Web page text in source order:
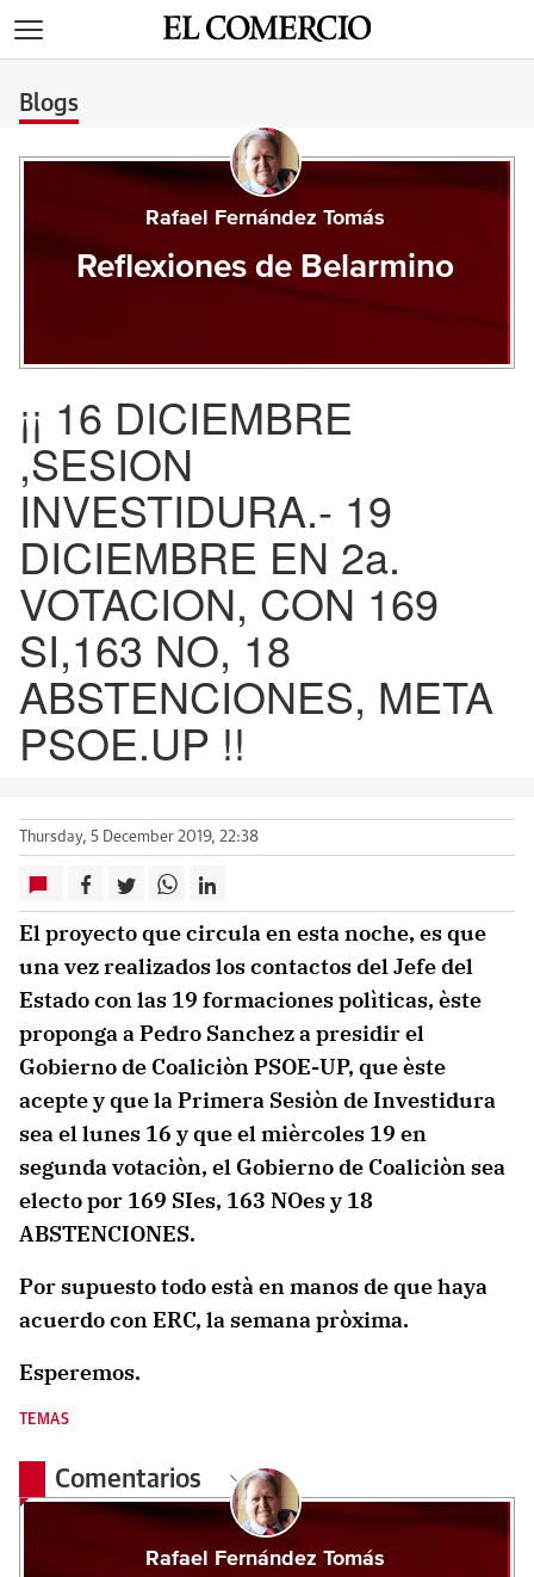
Blogs
Rafael Fernández Tomás
Reflexiones de Belarmino
¡¡ 16 DICIEMBRE
,SESION
INVESTIDURA.- 19
DICIEMBRE EN 2a.
VOTACION, CON 169
SI,163 NO, 18
ABSTENCIONES, META
PSOE.UP !!
Thursday, 5 December 2019, 22:38
El proyecto que circula en esta noche, es que
una vez realizados los contactos del Jefe del
Estado con las 19 formaciones polìticas, èste
proponga a Pedro Sanchez a presidir el
Gobierno de Coaliciòn PSOE-UP, que èste
acepte y que la Primera Sesiòn de Investidura
sea el lunes 16 y que el mièrcoles 19 en
segunda votaciòn, el Gobierno de Coaliciòn sea
electo por 169 SIes, 163 NOes y 18
ABSTENCIONES.
Por supuesto todo està en manos de que haya
acuerdo con ERC, la semana pròxima.
Esperemos.
TEMAS
Comentarios
Rafael Fernández Tomás